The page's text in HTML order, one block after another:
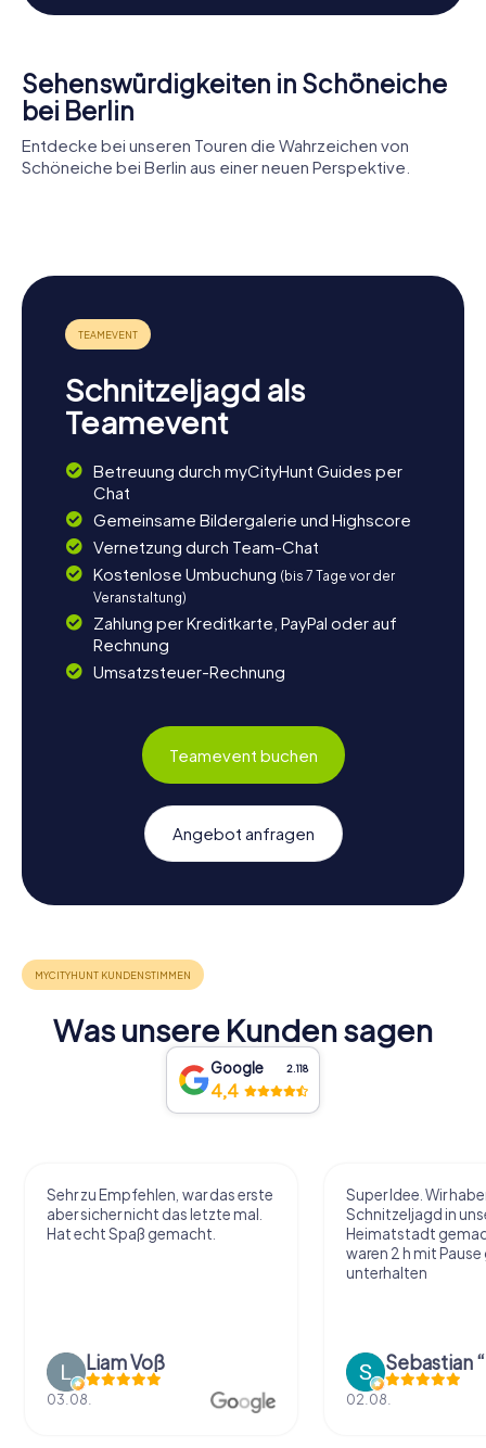
Sehenswürdigkeiten in Schöneiche
bei Berlin
Entdecke bei unseren Touren die Wahrzeichen von
Schöneiche bei Berlin aus einer neuen Perspektive.
Schnitzeljagd als
Teamevent
Betreuung durch myCityHunt Guides per
Chat
Gemeinsame Bildergalerie und Highscore
Vernetzung durch Team-Chat
Kostenlose Umbuchung (bis 7 Tage vor der
Veranstaltung)
Zahlung per Kreditkarte, PayPal oder auf
Rechnung
Umsatzsteuer-Rechnung
Teamevent buchen
Angebot anfragen
Was unsere Kunden sagen
Google 2.118
4,4
Sehr zu Empfehlen, war das erste
aber sicher nicht das letzte mal.
Hat echt Spaß gemacht.
Liam Voß
03.08.
Super Idee. Wir
Schnitzeljagd in
Heimatstadt
waren 2 h mit
unterhalten
02.08.